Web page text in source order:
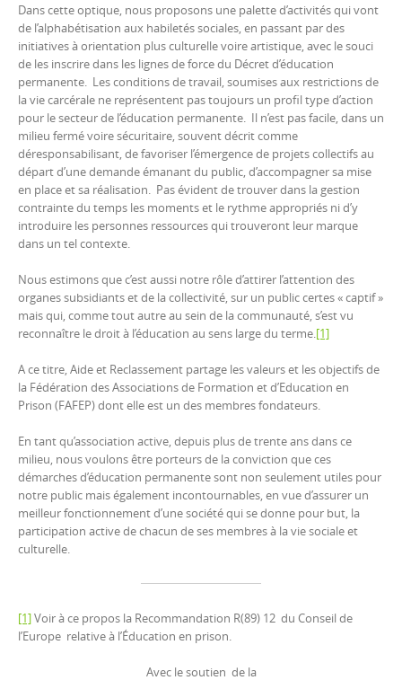
Dans cette optique, nous proposons une palette d’activités qui vont
de l’alphabétisation aux habiletés sociales, en passant par des
initiatives à orientation plus culturelle voire artistique, avec le souci
de les inscrire dans les lignes de force du Décret d’éducation
permanente. Les conditions de travail, soumises aux restrictions de
la vie carcérale ne représentent pas toujours un profil type d’action
pour le secteur de l’éducation permanente. Il n’est pas facile, dans un
milieu fermé voire sécuritaire, souvent décrit comme
déresponsabilisant, de favoriser l’émergence de projets collectifs au
départ d’une demande émanant du public, d’accompagner sa mise
en place et sa réalisation. Pas évident de trouver dans la gestion
contrainte du temps les moments et le rythme appropriés ni d’y
introduire les personnes ressources qui trouveront leur marque
dans un tel contexte.
Nous estimons que c’est aussi notre rôle d’attirer l’attention des
organes subsidiants et de la collectivité, sur un public certes « captif »
mais qui, comme tout autre au sein de la communauté, s’est vu
reconnaître le droit à l’éducation au sens large du terme. [1]
A ce titre, Aide et Reclassement partage les valeurs et les objectifs de
la Fédération des Associations de Formation et d’Education en
Prison (FAFEP) dont elle est un des membres fondateurs.
En tant qu’association active, depuis plus de trente ans dans ce
milieu, nous voulons être porteurs de la conviction que ces
démarches d’éducation permanente sont non seulement utiles pour
notre public mais également incontournables, en vue d’assurer un
meilleur fonctionnement d’une société qui se donne pour but, la
participation active de chacun de ses membres à la vie sociale et
culturelle.
[1]Voir à ce propos la Recommandation R(89) 12 du Conseil de
l’Europe relative à l’Éducation en prison.
Avec le soutien de la